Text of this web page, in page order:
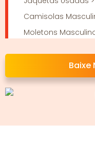
Camisolas
Moletons
Jaquetas
Nome do produto
Nome do produto
Baixe